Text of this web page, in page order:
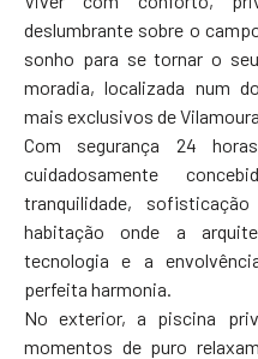
deslumbrante sobre o
sonho para se tornar o
moradia, localizada num
mais exclusivos de Vilamoura.
Com segurança 24
cuidadosamente
tranquilidade,
habitação onde a
tecnologia e a
perfeita harmonia.
No exterior, a piscina
momentos de puro